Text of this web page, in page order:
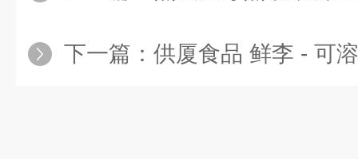
下一篇： 供厦食品 鲜李 - 可溶性